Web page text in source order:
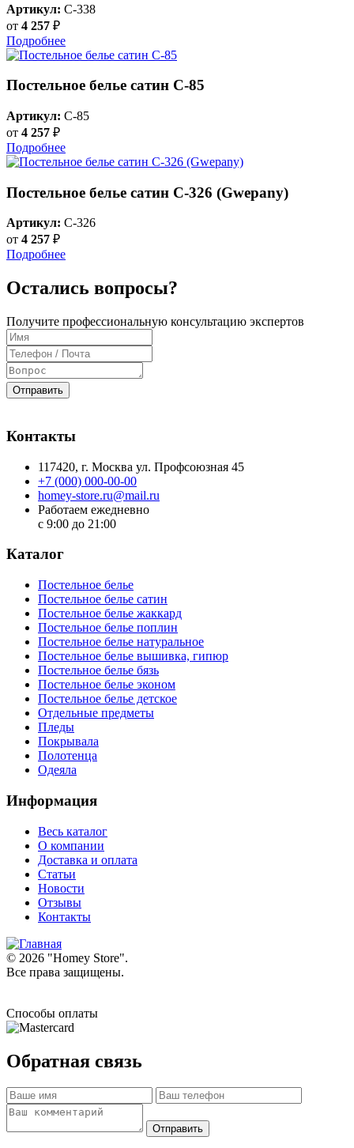
Артикул: C-338
от 4 257 ₽
Подробнее
Постельное белье сатин C-85
Артикул: C-85
от 4 257 ₽
Подробнее
Постельное белье сатин С-326 (Gwepany)
Артикул: C-326
от 4 257 ₽
Подробнее
Остались вопросы?
Получите профессиональную консультацию экспертов
Отправить
Контакты
117420, г. Москва ул. Профсоюзная 45
+7 (000) 000-00-00
homey-store.ru@mail.ru
Работаем ежедневно
с 9:00 до 21:00
Каталог
Постельное белье
Постельное белье сатин
Постельное белье жаккард
Постельное белье поплин
Постельное белье натуральное
Постельное белье вышивка, гипюр
Постельное белье бязь
Постельное белье эконом
Постельное белье детское
Отдельные предметы
Пледы
Покрывала
Полотенца
Одеяла
Информация
Весь каталог
О компании
Доставка и оплата
Статьи
Новости
Отзывы
Контакты
© 2026 "Homey Store".
Все права защищены.
Способы оплаты
Обратная связь